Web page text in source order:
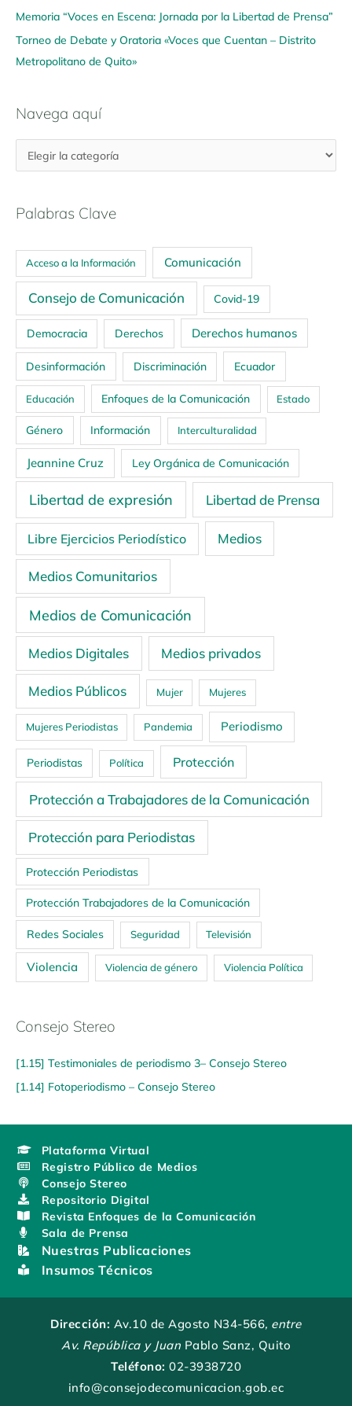
Memoria “Voces en Escena: Jornada por la Libertad de Prensa”
Torneo de Debate y Oratoria «Voces que Cuentan – Distrito
Metropolitano de Quito»
Navega aquí
Palabras Clave
Acceso a la Información Comunicación
Consejo de Comunicación Covid-19
Democracia Derechos Derechos humanos
Desinformación Discriminación Ecuador
Educación Enfoques de la Comunicación Estado
Género Información Interculturalidad
Jeannine Cruz Ley Orgánica de Comunicación
Libertad de expresión Libertad de Prensa
Libre Ejercicios Periodístico Medios
Medios Comunitarios
Medios de Comunicación
Medios Digitales Medios privados
Medios Públicos Mujer Mujeres
Mujeres Periodistas Pandemia Periodismo
Periodistas Política Protección
Protección a Trabajadores de la Comunicación
Protección para Periodistas
Protección Periodistas
Protección Trabajadores de la Comunicación
Redes Sociales Seguridad Televisión
Violencia Violencia de género Violencia Política
Consejo Stereo
[1.15] Testimoniales de periodismo 3– Consejo Stereo
[1.14] Fotoperiodismo – Consejo Stereo
Plataforma Virtual
Registro Público de Medios
Consejo Stereo
Repositorio Digital
Revista Enfoques de la Comunicación
Sala de Prensa
Nuestras Publicaciones
Insumos Técnicos
Dirección: Av.10 de Agosto N34-566, entre
Av. República y Juan Pablo Sanz, Quito
Teléfono: 02-3938720
info@consejodecomunicacion.gob.ec